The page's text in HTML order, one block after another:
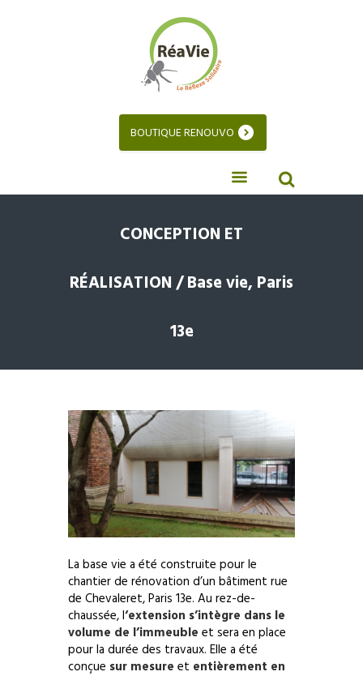
BOUTIQUE RENOUVO
CONCEPTION ET
RÉALISATION / Base vie, Paris
13e
La base vie a été construite pour le
chantier de rénovation d’un bâtiment rue
de Chevaleret, Paris 13e. Au rez-de-
chaussée, l‘extension s’intègre dans le
volume de l’immeuble et sera en place
pour la durée des travaux. Elle a été
conçue sur mesure et entièrement en